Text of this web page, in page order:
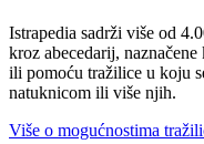
Istrapedia sadrži više od
kroz abecedarij,
ili pomoću tražilice u koju
natuknicom ili više njih.
Više o mogućnostima